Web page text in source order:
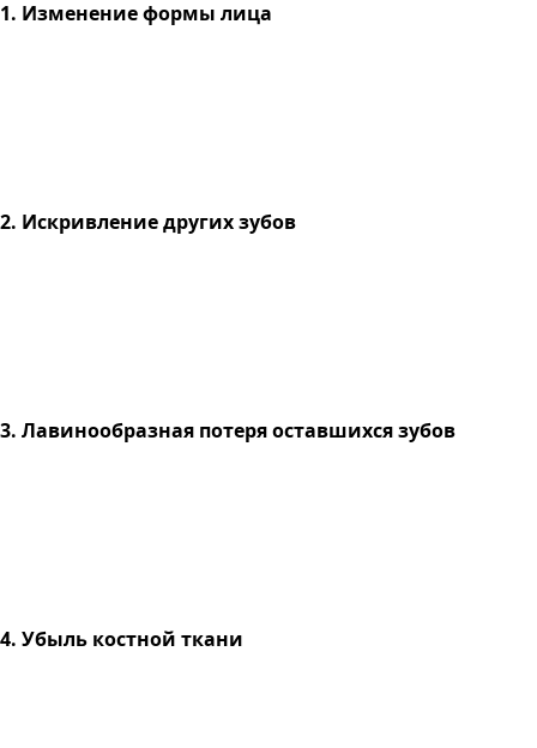
1. Изменение формы лица
2. Искривление других зубов
3. Лавинообразная потеря оставшихся зубов
4. Убыль костной ткани